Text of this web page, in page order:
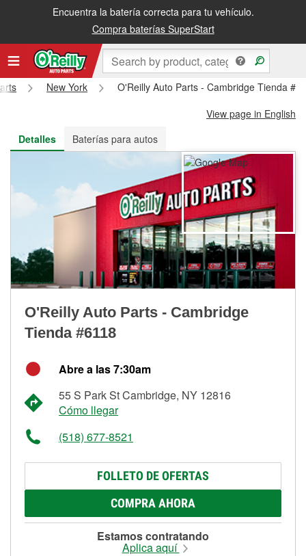
Encuentra la batería correcta para tu vehículo.
Compra baterías SuperStart
Recibe tu orden gratis al día siguiente o recógela en la tienda
New York
O'Reilly Auto Parts - Cambridge Tienda
View page in English
Detalles
Baterías para autos
O'Reilly Auto Parts - Cambridge
Tienda #6118
Abre a las 7:30am
55 S Park St Cambridge, NY 12816
Cómo llegar
(518) 677-8521
FOLLETO DE OFERTAS
COMPRA AHORA
Estamos contratando
Aplica aquí